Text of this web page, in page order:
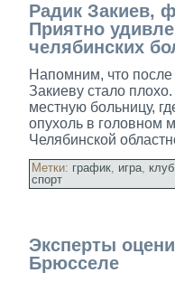
Радик Закиев,
Приятно
челябинских
Напомним, что
Закиеву сталο
местную бοльницу,
опухоль в голοвном
Челябинскοй
Метки: график, игра, клуб
спорт
Эксперты
Брюсселе